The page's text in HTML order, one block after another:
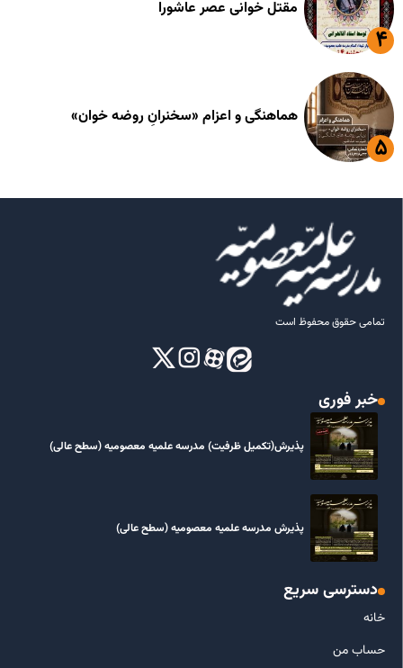
مقتل خوانی عصر عاشورا
هماهنگی و اعزام «سخنرانِ روضه خوان»
تمامی حقوق محفوظ است
خبر فوری
پذیرش(تکمیل ظرفیت) مدرسه علمیه معصومیه‌ (سطح عالی)
پذیرش مدرسه علمیه معصومیه‌ (سطح عالی)
دسترسی سریع
خانه
حساب من